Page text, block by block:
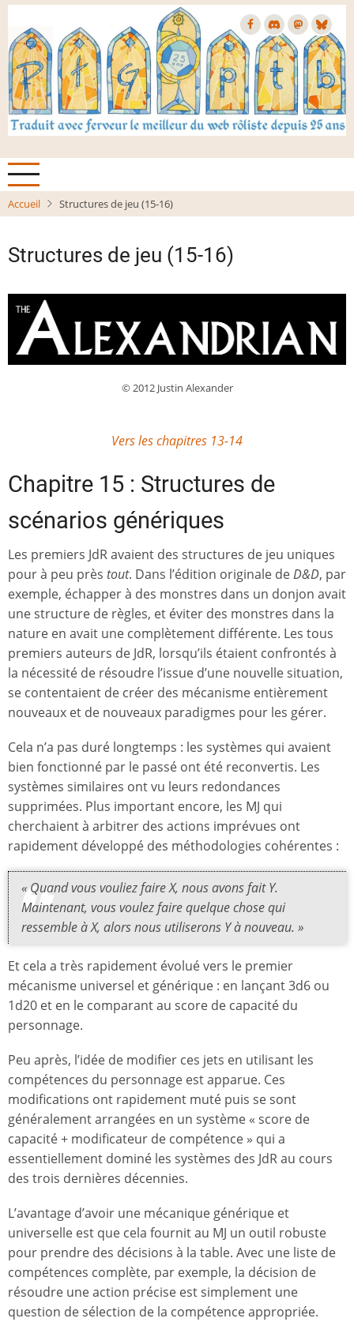
Aller
contenu
principal
Accueil Structures de jeu (15-16)
Structures de jeu (15-16)
© 2012 Justin Alexander
Vers les chapitres 13-14
Chapitre 15 : Structures de
scénarios génériques
Les premiers JdR avaient des structures de jeu uniques
pour à peu près tout. Dans l’édition originale deD&D, par
exemple, échapper à des monstres dans un donjon avait
une structure de règles, et éviter des monstres dans la
nature en avait une complètement différente. Les tous
premiers auteurs de JdR, lorsqu’ils étaient confrontés à
la nécessité de résoudre l’issue d’une nouvelle situation,
se contentaient de créer des mécanisme entièrement
nouveaux et de nouveaux paradigmes pour les gérer.
Cela n’a pas duré longtemps : les systèmes qui avaient
bien fonctionné par le passé ont été reconvertis. Les
systèmes similaires ont vu leurs redondances
supprimées. Plus important encore, les MJ qui
cherchaient à arbitrer des actions imprévues ont
rapidement développé des méthodologies cohérentes :
« Quand vous vouliez faire X, nous avons fait Y.
Maintenant, vous voulez faire quelque chose qui
ressemble à X, alors nous utiliserons Y à nouveau. »
Et cela a très rapidement évolué vers le premier
mécanisme universel et générique : en lançant 3d6 ou
1d20 et en le comparant au score de capacité du
personnage.
Peu après, l’idée de modifier ces jets en utilisant les
compétences du personnage est apparue. Ces
modifications ont rapidement muté puis se sont
généralement arrangées en un système « score de
capacité + modificateur de compétence » qui a
essentiellement dominé les systèmes des JdR au cours
des trois dernières décennies.
L’avantage d’avoir une mécanique générique et
universelle est que cela fournit au MJ un outil robuste
pour prendre des décisions à la table. Avec une liste de
compétences complète, par exemple, la décision de
résoudre une action précise est simplement une
question de sélection de la compétence appropriée.